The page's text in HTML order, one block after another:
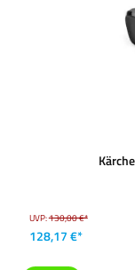
UVP:130,00 €*
128,17 €*